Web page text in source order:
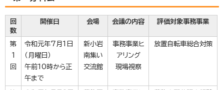
回
数
開催日 会場 会議の内容 評価対象事務事業
第
1
回
令和元年7月1日
（月曜日）
午前10時から正
午まで
新小岩
南集い
交流館
事務事業ヒ
アリング
現場視察
放置自転車総合対策